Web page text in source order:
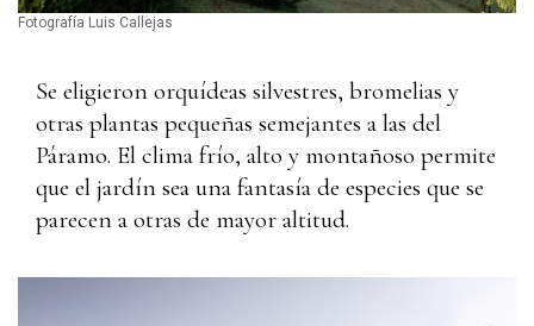
Se eligieron orquídeas silvestres, bromelias y
otras plantas pequeñas semejantes a las del
Páramo. El clima frío, alto y montañoso permite
que el jardín sea una fantasía de especies que se